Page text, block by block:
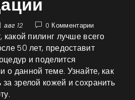
авг 12 0 Комментарии
какой пилинг лучше всего
50 лет, предоставит
и поделится
о данной теме. Узнайте, как
зрелой кожей и сохранить